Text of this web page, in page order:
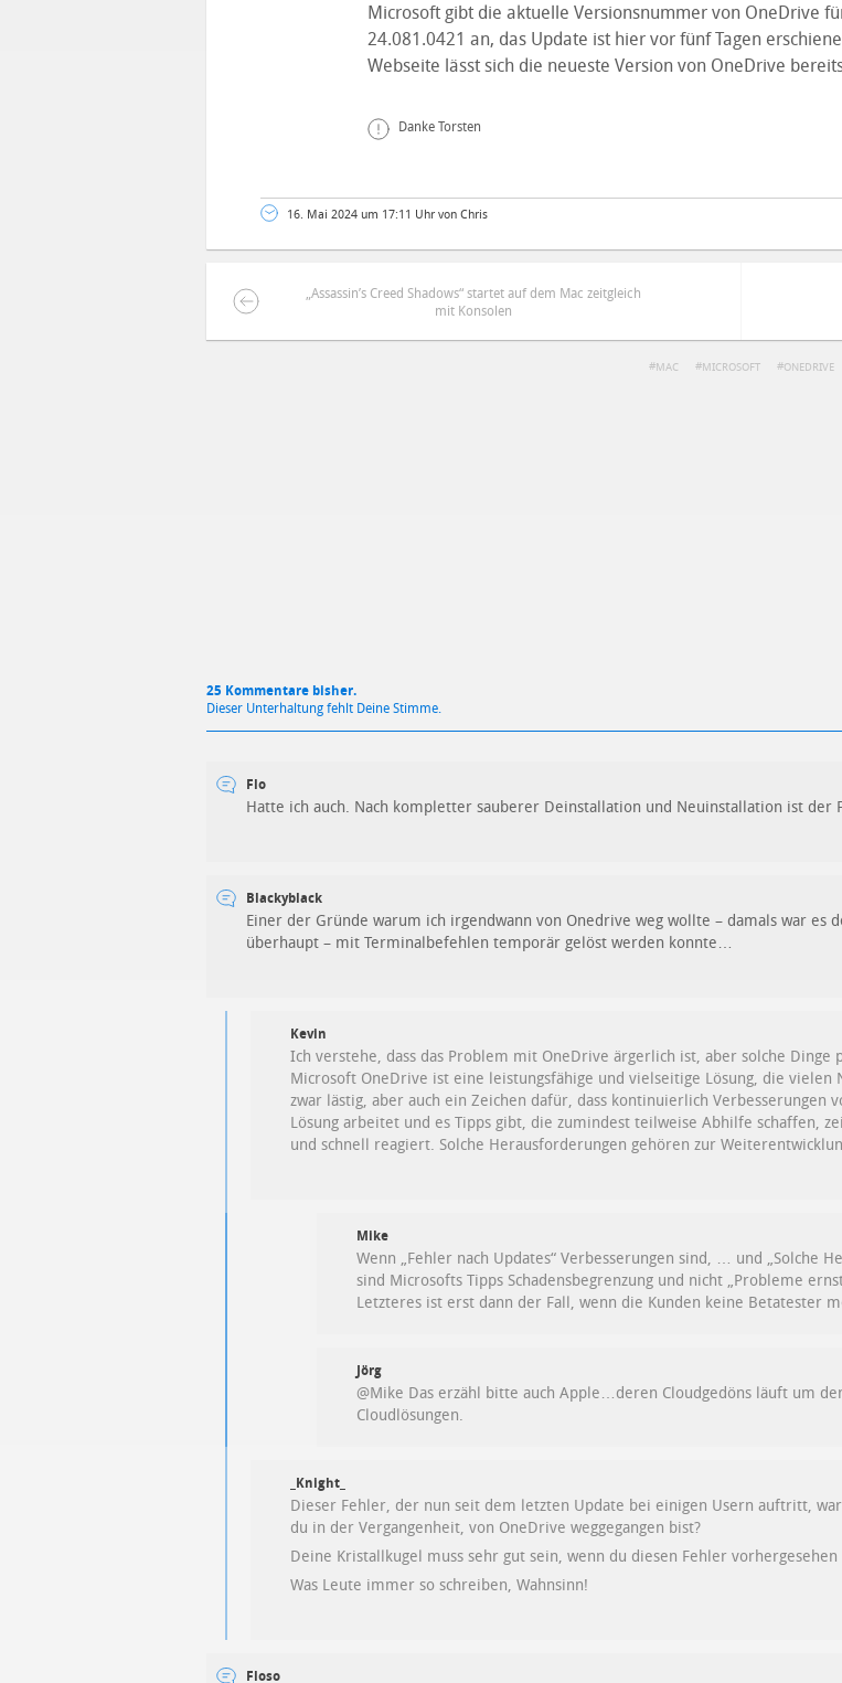
Microsoft gibt die aktuelle Versionsnummer von OneDrive
24.081.0421 an, das Update ist hier vor fünf Tagen
Webseite lässt sich die neueste Version von OneDrive
Danke Torsten
16. Mai 2024 um 17:11 Uhr von Chris
„Assassin’s Creed Shadows“ startet auf dem Mac zeitgleich
mit Konsolen
MAC MICROSOFT ONEDRIVE
25 Kommentare bisher.
Dieser Unterhaltung fehlt Deine Stimme.
Flo
Hatte ich auch. Nach kompletter sauberer Deinstallation und Neuinstallation ist der
Blackyblack
Einer der Gründe warum ich irgendwann von Onedrive weg wollte – damals war es
überhaupt – mit Terminalbefehlen temporär gelöst werden konnte…
Kevin
Ich verstehe, dass das Problem mit OneDrive ärgerlich ist, aber solche
Microsoft OneDrive ist eine leistungsfähige und vielseitige Lösung, die vielen
zwar lästig, aber auch ein Zeichen dafür, dass kontinuierlich
Lösung arbeitet und es Tipps gibt, die zumindest teilweise Abhilfe schaffen,
und schnell reagiert. Solche Herausforderungen gehören zur
Mike
Wenn „Fehler nach Updates“ Verbesserungen sind, … und „Solche
sind Microsofts Tipps Schadensbegrenzung und nicht „Probleme
Letzteres ist erst dann der Fall, wenn die Kunden keine Betatester
Jörg
@Mike Das erzähl bitte auch Apple…deren Cloudgedöns läuft um
Cloudlösungen.
_Knight_
Dieser Fehler, der nun seit dem letzten Update bei einigen Usern auftritt,
du in der Vergangenheit, von OneDrive weggegangen bist?
Deine Kristallkugel muss sehr gut sein, wenn du diesen Fehler
Was Leute immer so schreiben, Wahnsinn!
Floso